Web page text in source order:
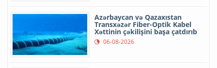
Azərbaycan və Qazaxıstan
Transxəzər Fiber-Optik Kabel
Xəttinin çəkilişini başa çatdırıb
06-08-2026